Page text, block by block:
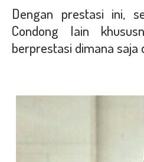
Dengan prestasi ini,
Condong lain
berprestasi dimana